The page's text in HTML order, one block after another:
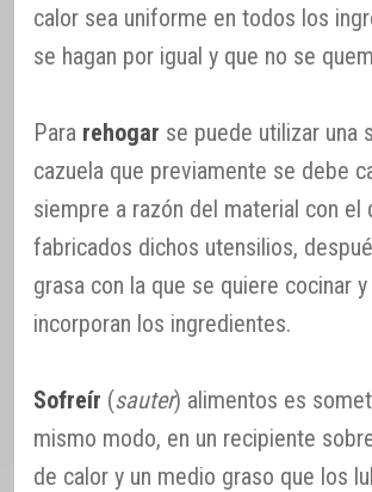
calor sea uniforme en todos los
se hagan por igual y que no se
Para rehogar se puede utilizar una
cazuela que previamente se debe
siempre a razón del material con el
fabricados dichos utensilios,
grasa con la que se quiere cocinar
incorporan los ingredientes.
Sofreír (sauter) alimentos es
mismo modo, en un recipiente
de calor y un medio graso que los